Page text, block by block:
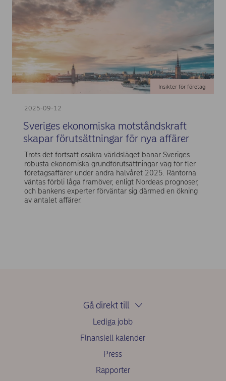
2025-09-12
Insikter för företag
Sveriges ekonomiska motståndskraft
skapar förutsättningar för nya affärer
Trots det fortsatt osäkra världsläget banar Sveriges
robusta ekonomiska grundförutsättningar väg för fler
företagsaffärer under andra halvåret 2025. Räntorna
väntas förbli låga framöver, enligt Nordeas prognoser,
och bankens experter förväntar sig därmed en ökning
av antalet affärer.
Gå direkt till
Lediga jobb
Finansiell kalender
Press
Rapporter